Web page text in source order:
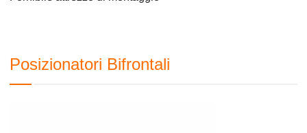
Posizionatori Bifrontali